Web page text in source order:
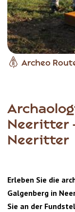
Archeo
Item
Neeritter
Neeritter
Erleben Sie die
Galgenberg in
Sie an der